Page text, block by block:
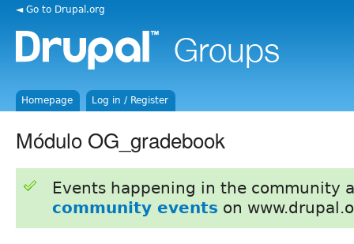
◄ Go to Drupal.org
Homepage Log in / Register
Módulo OG_gradebook
Events happening in the community
community events on